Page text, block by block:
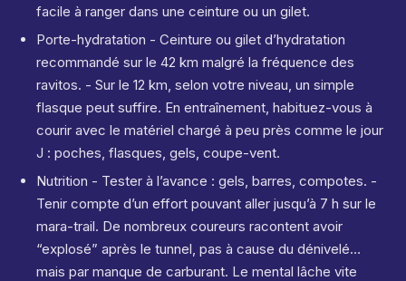
facile à ranger dans une ceinture ou un gilet.
Porte-hydratation - Ceinture ou gilet d’hydratation
recommandé sur le 42 km malgré la fréquence des
ravitos. - Sur le 12 km, selon votre niveau, un simple
flasque peut suffire. En entraînement, habituez-vous à
courir avec le matériel chargé à peu près comme le jour
J : poches, flasques, gels, coupe-vent.
Nutrition - Tester à l’avance : gels, barres, compotes. -
Tenir compte d’un effort pouvant aller jusqu’à 7 h sur le
mara-trail. De nombreux coureurs racontent avoir
“explosé” après le tunnel, pas à cause du dénivelé…
mais par manque de carburant. Le mental lâche vite